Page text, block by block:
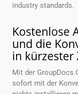
industry standards.
Kostenlose
und die
in kürzester
Mit der
sofort mit der